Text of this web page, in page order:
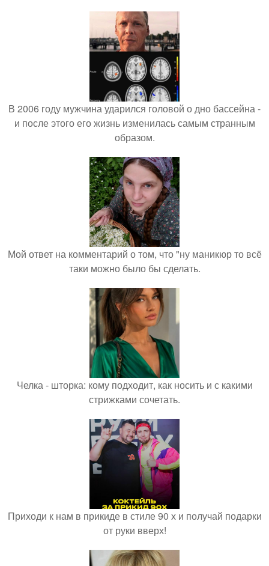
В 2006 году мужчина ударился головой о дно бассейна -
и после этого его жизнь изменилась самым странным
образом.
Мой ответ на комментарий о том, что "ну маникюр то всё
таки можно было бы сделать.
Челка - шторка: кому подходит, как носить и с какими
стрижками сочетать.
Приходи к нам в прикиде в стиле 90 х и получай подарки
от руки вверх!